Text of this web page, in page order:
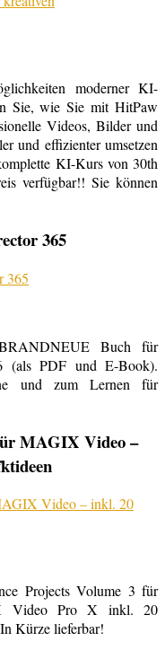
moderner KI-
Sie, wie Sie mit HitPaw
Videos, Bilder und
und effizienter umsetzen
KI-Kurs von 30th
verfügbar!! Sie können
365
Buch für
(als PDF und E-Book).
und zum Lernen für
MAGIX Video –
Projects Volume 3 für
Video Pro X inkl. 20
Kürze lieferbar!